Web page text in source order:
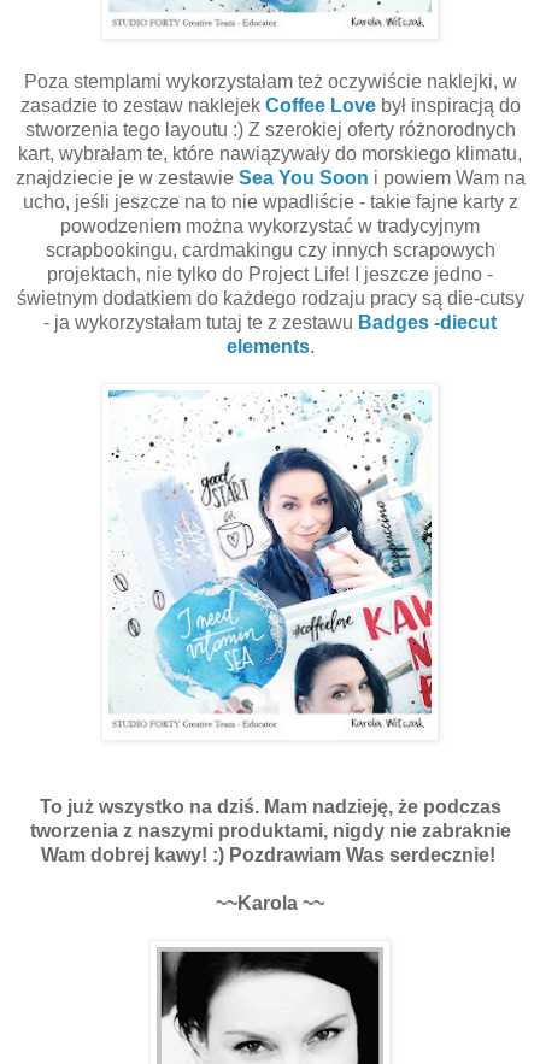
Poza stemplami wykorzystałam też oczywiście naklejki, w
zasadzie to zestaw naklejek Coffee Lovebył inspiracją do
stworzenia tego layoutu :) Z szerokiej oferty różnorodnych
kart, wybrałam te, które nawiązywały do morskiego klimatu,
znajdziecie je w zestawie Sea You Soon i powiem Wam na
ucho, jeśli jeszcze na to nie wpadliście - takie fajne karty z
powodzeniem można wykorzystać w tradycyjnym
scrapbookingu, cardmakingu czy innych scrapowych
projektach, nie tylko do Project Life! I jeszcze jedno -
świetnym dodatkiem do każdego rodzaju pracy są die-cutsy
- ja wykorzystałam tutaj te z zestawu Badges -diecut
elements.
To już wszystko na dziś. Mam nadzieję, że podczas
tworzenia z naszymi produktami, nigdy nie zabraknie
Wam dobrej kawy! :) Pozdrawiam Was serdecznie!
~~Karola ~~